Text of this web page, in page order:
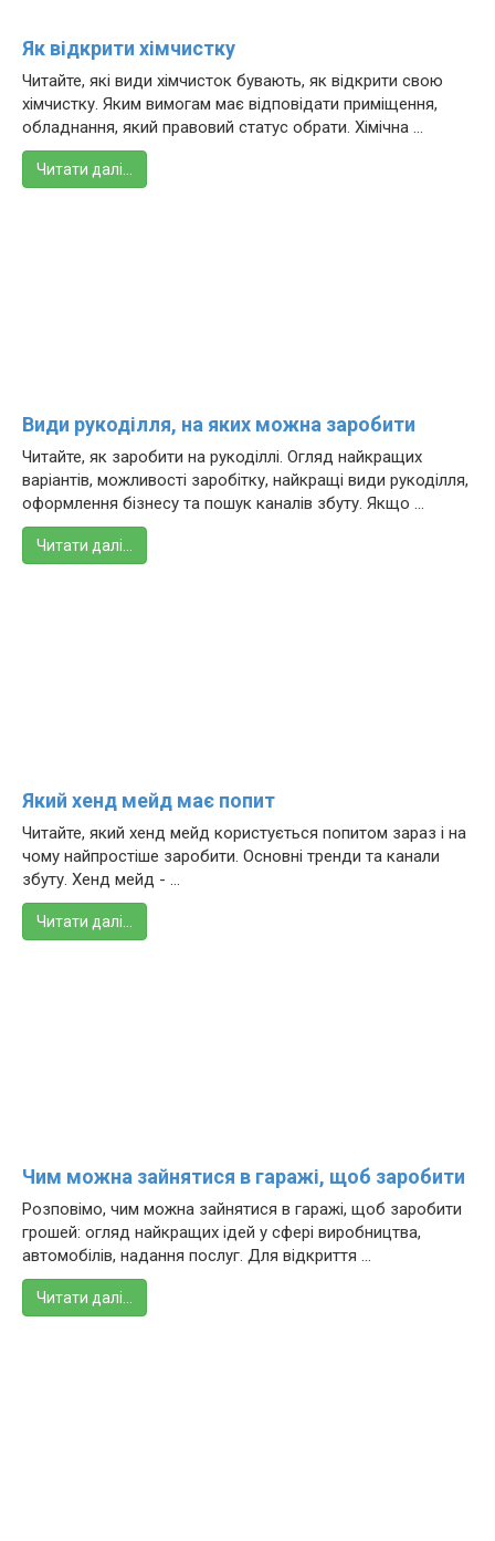
Як відкрити хімчистку
Читайте, які види хімчисток бувають, як відкрити свою
хімчистку. Яким вимогам має відповідати приміщення,
обладнання, який правовий статус обрати. Хімічна ...
Читати далі…
Види рукоділля, на яких можна заробити
Читайте, як заробити на рукоділлі. Огляд найкращих
варіантів, можливості заробітку, найкращі види рукоділля,
оформлення бізнесу та пошук каналів збуту. Якщо ...
Читати далі…
Який хенд мейд має попит
Читайте, який хенд мейд користується попитом зараз і на
чому найпростіше заробити. Основні тренди та канали
збуту. Хенд мейд - ...
Читати далі…
Чим можна зайнятися в гаражі, щоб заробити
Розповімо, чим можна зайнятися в гаражі, щоб заробити
грошей: огляд найкращих ідей у сфері виробництва,
автомобілів, надання послуг. Для відкриття ...
Читати далі…